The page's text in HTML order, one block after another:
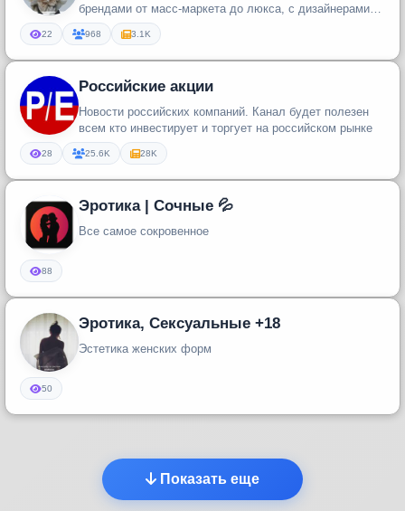
брендами от масс-маркета до люкса, с дизайнерами
развивающих модную индустрию Р...
22 968 3.1K
Российские акции
Новости российских компаний. Канал будет полезен
всем кто инвестирует и торгует на российском рынке
28 25.6K 28K
Эротика | Сочные 💦
Все самое сокровенное
88
Эротика, Сексуальные +18
Эстетика женских форм
50
Показать еще